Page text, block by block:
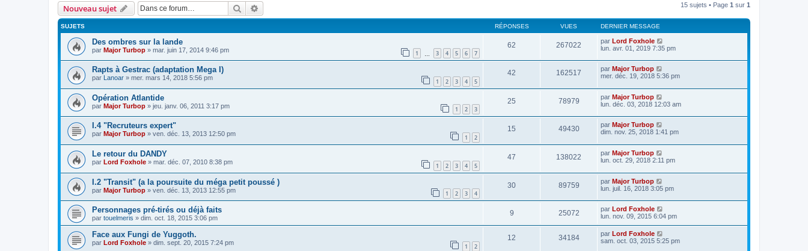
e
m
s
a
e
e
n
e
m
s
e
Nouveau sujet Rechercher 15 sujets • Page 1 sur 1
SUJETS RÉPONSES VUES DERNIER MESSAGE
Des ombres sur la lande
par Major Turbop » mar. juin 17, 2014 9:46 pm 1 3 4 5 6 7
62 267022 par Lord Foxhole
lun. avr. 01, 2019 7:35 pm
Rapts à Gestrac (adaptation Mega I)
par Lanoar » mer. mars 14, 2018 5:56 pm 1 2 3 4 5
42 162517 par Major Turbop
mer. déc. 19, 2018 5:36 pm
Opération Atlantide
par Major Turbop » jeu. janv. 06, 2011 3:17 pm 1 2 3
25 78979 par Major Turbop
lun. déc. 03, 2018 12:03 am
I.4 "Recruteurs expert"
par Major Turbop » ven. déc. 13, 2013 12:50 pm 1 2
15 49430 par Major Turbop
dim. nov. 25, 2018 1:41 pm
Le retour du DANDY
par Lord Foxhole » mar. déc. 07, 2010 8:38 pm 1 2 3 4 5
47 138022 par Major Turbop
lun. oct. 29, 2018 2:11 pm
I.2 "Transit" (a la poursuite du méga petit poussé )
par Major Turbop » ven. déc. 13, 2013 12:55 pm 1 2 3 4
30 89759 par Major Turbop
lun. juil. 16, 2018 3:05 pm
Personnages pré-tirés ou déjà faits
par touelmeris » dim. oct. 18, 2015 3:06 pm
9 25072 par Lord Foxhole
lun. nov. 09, 2015 6:04 pm
Face aux Fungi de Yuggoth.
par Lord Foxhole » dim. sept. 20, 2015 7:24 pm 1 2
12 34184 par Lord Foxhole
sam. oct. 03, 2015 5:25 pm